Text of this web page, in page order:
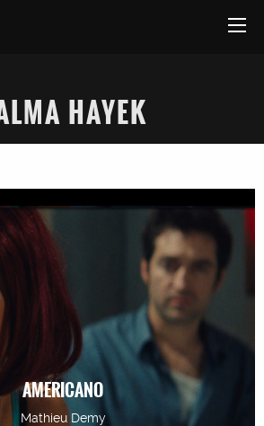
HAYEK
AMERICANO
Mathieu Demy